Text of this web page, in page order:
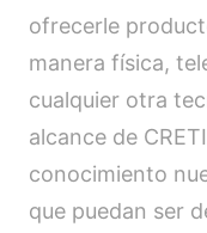
ofrecerle
manera física,
cualquier otra
alcance de
conocimiento
que puedan ser